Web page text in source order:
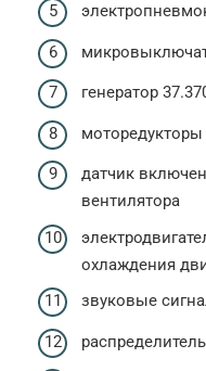
генератор
датчик
вентилятора
охлаждения
звуковые